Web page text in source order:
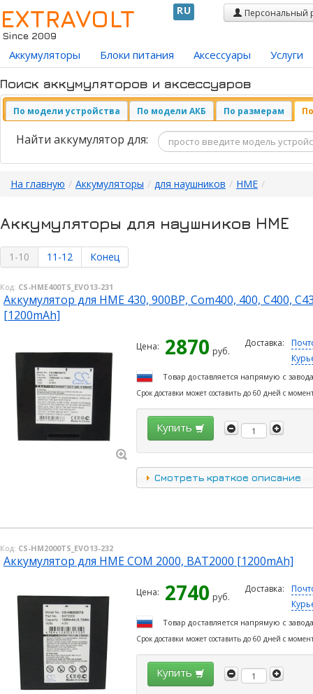
EXTRAVOLT
Since 2009
RU Персональный
Аккумуляторы Блоки питания Аксессуары Услуги
Поиск аккумуляторов и аксессуаров
По модели устройства По модели АКБ По размерам
Найти аккумулятор для:
На главную / Аккумуляторы / для наушников / HME /
Аккумуляторы для наушников HME
1-10 11-12 Конец
Код: CS-HME400TS_EVO13-231
Аккумулятор для HME 430, 900BP, Com400, 400, C400,
[1200mAh]
Цена: 2870 руб.
Доставка:
Товар доставляется напрямую с
Срок доставки может составить до 60 дней с
Купить
Смотреть краткое описание
Код: CS-HM2000TS_EVO13-232
Аккумулятор для HME COM 2000, BAT2000 [1200mAh]
Цена: 2740 руб.
Доставка:
Товар доставляется напрямую с
Срок доставки может составить до 60 дней с
Купить